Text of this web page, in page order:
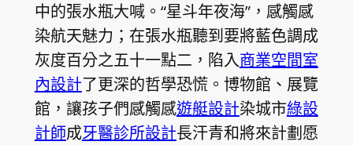
中的張水瓶大喊。“星斗年夜海”，感觸感
染航天魅力；在張水瓶聽到要將藍色調成
灰度百分之五十一點二，陷入商業空間室
內設計了更深的哲學恐慌。博物館、展覽
館，讓孩子們感觸感遊艇設計染城市綠設
計師成牙醫診所設計長汗青和將來計劃愿